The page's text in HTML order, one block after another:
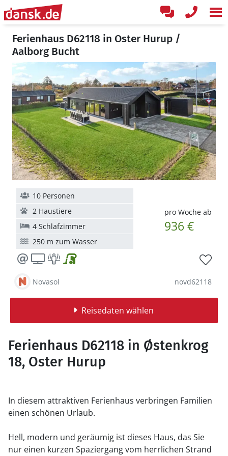
Ferienhaus D62118 in Oster Hurup /
Aalborg Bucht
pro Woche ab
936 €
10 Personen
2 Haustiere
4 Schlafzimmer
250 m zum Wasser
Novasol novd62118
Reisedaten wählen
Ferienhaus D62118 in Østenkrog
18, Oster Hurup
In diesem attraktiven Ferienhaus verbringen Familien
einen schönen Urlaub.
Hell, modern und geräumig ist dieses Haus, das Sie
nur einen kurzen Spaziergang vom herrlichen Strand